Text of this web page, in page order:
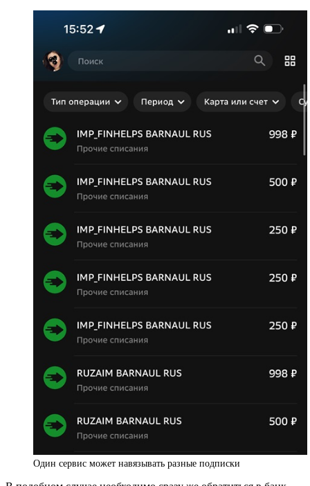
Один сервис может навязывать разные подписки